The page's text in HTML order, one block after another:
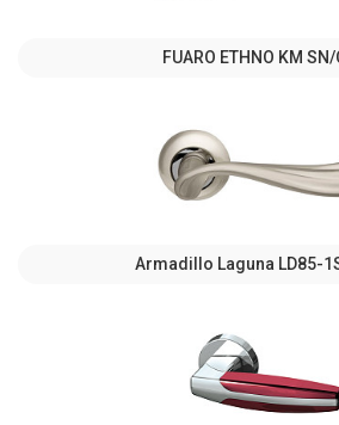
FUARO ETHNO KM
Armadillo Laguna LD85-